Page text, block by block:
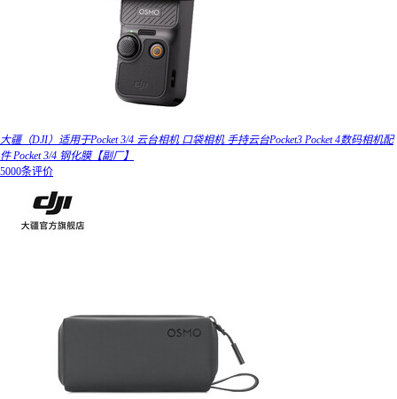
大疆（DJI）适用于Pocket 3/4 云台相机 口袋相机 手持云台Pocket3 Pocket 4数码相机配
件 Pocket 3/4 钢化膜【副厂】
5000条评价